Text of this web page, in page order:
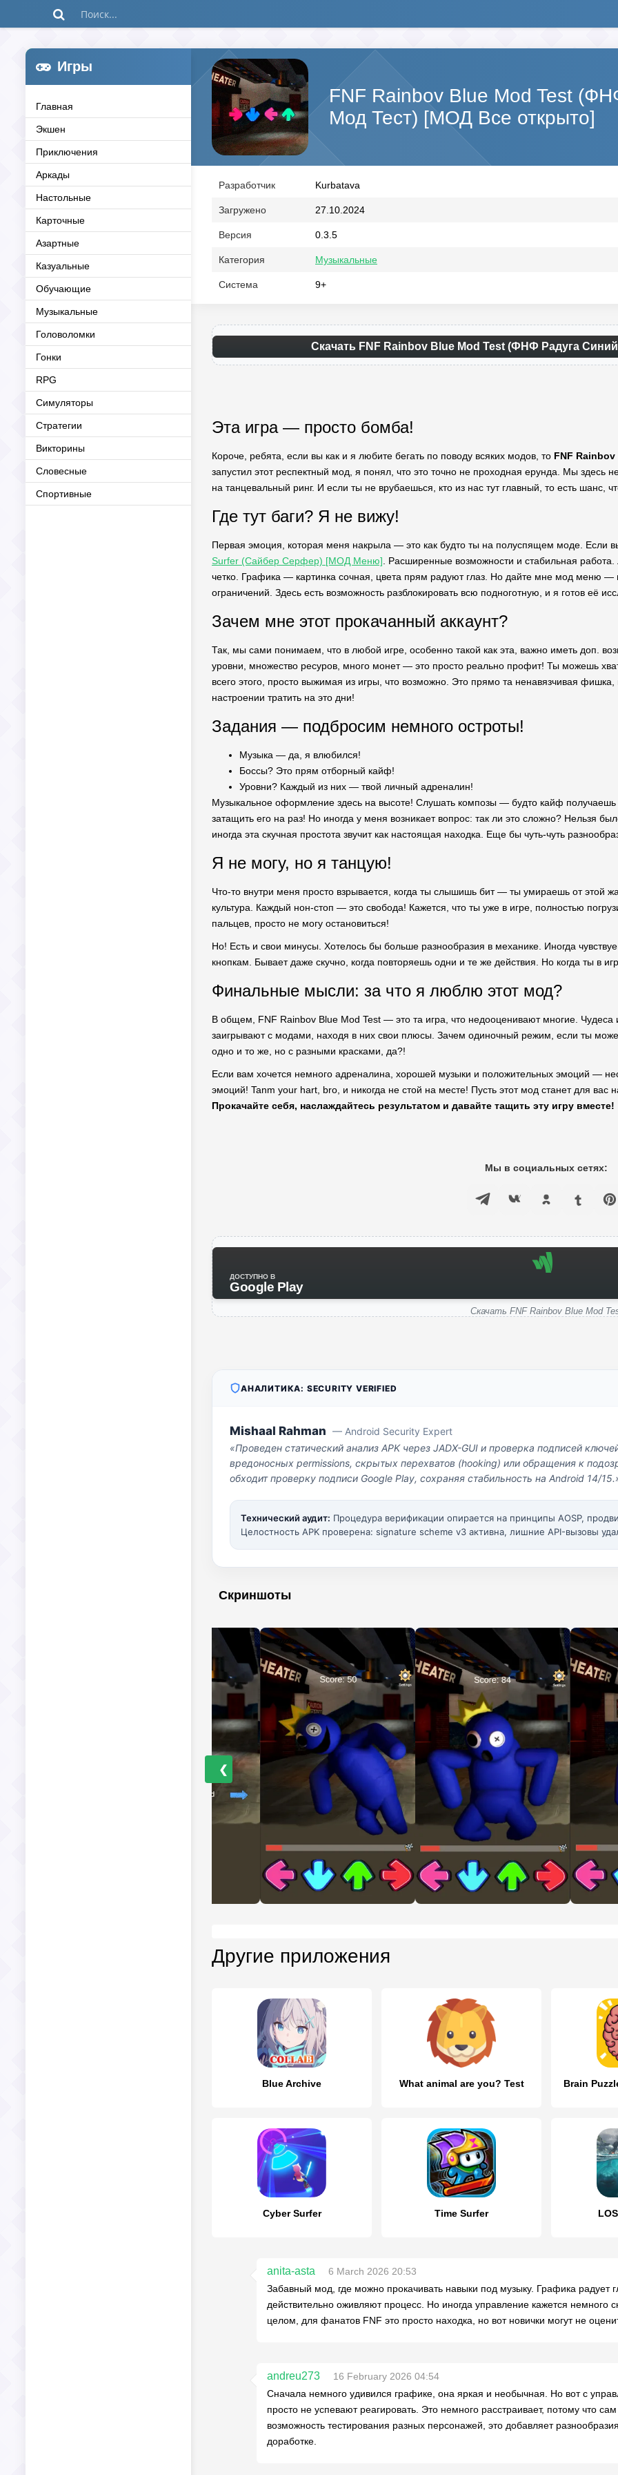
Игры
Главная
Экшен
Приключения
Аркады
Настольные
Карточные
Азартные
Казуальные
Обучающие
Музыкальные
Головоломки
Гонки
RPG
Симуляторы
Стратегии
Викторины
Словесные
Спортивные
FNF Rainbov Blue Mod Test
Мод Тест) [МОД Все открыто]
Разработчик Kurbatava
Загружено 27.10.2024
Версия 0.3.5
Категория Музыкальные
Система 9+
Скачать FNF Rainbov Blue Mod Test (ФНФ Радуга
Эта игра — просто бомба!
Короче, ребята, если вы как и я любите бегать по поводу всяких модов, то FNF
запустил этот респектный мод, я понял, что это точно не проходная ерунда. Мы здесь
на танцевальный ринг. И если ты не врубаешься, кто из нас тут главный, то есть шанс,
Где тут баги? Я не вижу!
Первая эмоция, которая меня накрыла — это как будто ты на полуспящем моде. Если
Surfer (Сайбер Серфер) [МОД Меню] . Расширенные возможности и стабильная
четко. Графика — картинка сочная, цвета прям радуют глаз. Но дайте мне мод меню —
ограничений. Здесь есть возможность разблокировать всю подноготную, и я готов её
Зачем мне этот прокачанный аккаунт?
Так, мы сами понимаем, что в любой игре, особенно такой как эта, важно иметь доп.
уровни, множество ресуров, много монет — это просто реально профит! Ты можешь
всего этого, просто выжимая из игры, что возможно. Это прямо та ненавязчивая
настроении тратить на это дни!
Задания — подбросим немного остроты!
Музыка — да, я влюбился!
Боссы? Это прям отборный кайф!
Уровни? Каждый из них — твой личный адреналин!
Музыкальное оформление здесь на высоте! Слушать композы — будто кайф получаешь
затащить его на раз! Но иногда у меня возникает вопрос: так ли это сложно? Нельзя
иногда эта скучная простота звучит как настоящая находка. Еще бы чуть-чуть
Я не могу, но я танцую!
Что-то внутри меня просто взрывается, когда ты слышишь бит — ты умираешь от этой
культура. Каждый нон-стоп — это свобода! Кажется, что ты уже в игре, полностью
пальцев, просто не могу остановиться!
Но! Есть и свои минусы. Хотелось бы больше разнообразия в механике. Иногда
кнопкам. Бывает даже скучно, когда повторяешь одни и те же действия. Но когда ты в
Финальные мысли: за что я люблю этот мод?
В общем, FNF Rainbov Blue Mod Test — это та игра, что недооценивают многие.
заигрывают с модами, находя в них свои плюсы. Зачем одиночный режим, если ты
одно и то же, но с разными красками, да?!
Если вам хочется немного адреналина, хорошей музыки и положительных эмоций —
эмоций! Tanm your hart, bro, и никогда не стой на месте! Пусть этот мод станет для вас
Прокачайте себя, наслаждайтесь результатом и давайте тащить эту игру вместе!
Мы в социальных сетях:
ДОСТУПНО В
Google Play
Скачать FNF Rainbov Blue Mod
АНАЛИТИКА: SECURITY VERIFIED
Mishaal Rahman — Android Security Expert
«Проведен статический анализ APK через JADX-GUI и проверка подписей
вредоносных permissions, скрытых перехватов (hooking) или обращения к
обходит проверку подписи Google Play, сохраняя стабильность на Android 14/
Технический аудит: Процедура верификации опирается на принципы AOSP,
Целостность APK проверена: signature scheme v3 активна, лишние API-вызовы
Скриншоты
❮
Другие приложения
Blue Archive What animal are you? Test Brain
Cyber Surfer Time Surfer
anita-asta
6 March 2026 20:53
Забавный мод, где можно прокачивать навыки под музыку. Графика
действительно оживляют процесс. Но иногда управление кажется немного
целом, для фанатов FNF это просто находка, но вот новички могут не
andreu273
16 February 2026 04:54
Сначала немного удивился графике, она яркая и необычная. Но вот с
просто не успевают реагировать. Это немного расстраивает, потому что
возможность тестирования разных персонажей, это добавляет
доработке.